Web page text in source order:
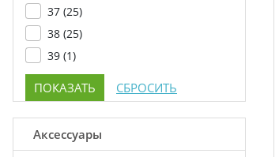
37 (25)
38 (25)
39 (1)
Аксессуары